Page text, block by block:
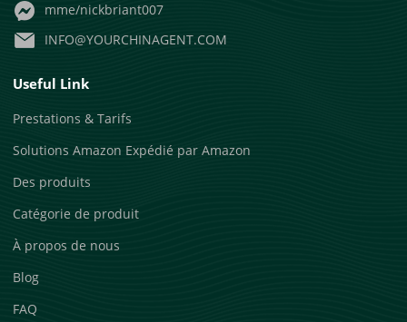
mme/nickbriant007
INFO@YOURCHINAGENT.COM
Useful Link
Prestations & Tarifs
Solutions Amazon Expédié par Amazon
Des produits
Catégorie de produit
À propos de nous
Blog
FAQ